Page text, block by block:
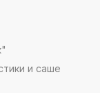
и саше